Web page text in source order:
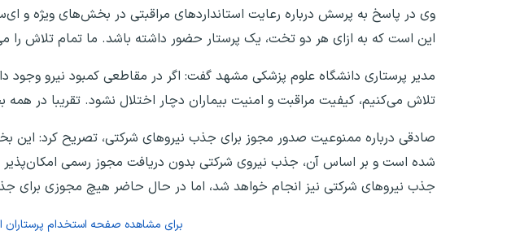
وی در پاسخ به پرسش درباره رعایت استانداردهای مراقبتی در بخش‌های ویژه و
این است که به ازای هر دو تخت، یک پرستار حضور داشته باشد. ما تمام تلاش را
مدیر پرستاری دانشگاه علوم پزشکی مشهد گفت: اگر در مقاطعی کمبود نیرو وجود
تلاش می‌کنیم، کیفیت مراقبت و امنیت بیماران دچار اختلال نشود. تقریبا در
صادقی درباره ممنوعیت صدور مجوز برای جذب نیروهای شرکتی، تصریح کرد: این
شده است و بر اساس آن، جذب نیروی شرکتی بدون دریافت مجوز رسمی
جذب نیروهای شرکتی نیز انجام خواهد شد، اما در حال حاضر هیچ مجوزی برای
برای مشاهده صفحه استخدام پرستاران